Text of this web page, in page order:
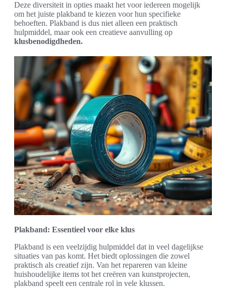
Deze diversiteit in opties maakt het voor iedereen mogelijk
om het juiste plakband te kiezen voor hun specifieke
behoeften. Plakband is dus niet alleen een praktisch
hulpmiddel, maar ook een creatieve aanvulling op
klusbenodigdheden.
Plakband: Essentieel voor elke klus
Plakband is een veelzijdig hulpmiddel dat in veel dagelijkse
situaties van pas komt. Het biedt oplossingen die zowel
praktisch als creatief zijn. Van het repareren van kleine
huishoudelijke items tot het creëren van kunstprojecten,
plakband speelt een centrale rol in vele klussen.